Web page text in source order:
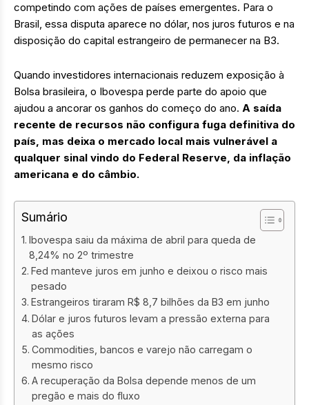
competindo com ações de países emergentes. Para o
Brasil, essa disputa aparece no dólar, nos juros futuros e na
disposição do capital estrangeiro de permanecer na B3.
Quando investidores internacionais reduzem exposição à
Bolsa brasileira, o Ibovespa perde parte do apoio que
ajudou a ancorar os ganhos do começo do ano. A saída
recente de recursos não configura fuga definitiva do
país, mas deixa o mercado local mais vulnerável a
qualquer sinal vindo do Federal Reserve, da inflação
americana e do câmbio.
Sumário
Ibovespa saiu da máxima de abril para queda de
8,24% no 2º trimestre
Fed manteve juros em junho e deixou o risco mais
pesado
Estrangeiros tiraram R$ 8,7 bilhões da B3 em junho
Dólar e juros futuros levam a pressão externa para
as ações
Commodities, bancos e varejo não carregam o
mesmo risco
A recuperação da Bolsa depende menos de um
pregão e mais do fluxo